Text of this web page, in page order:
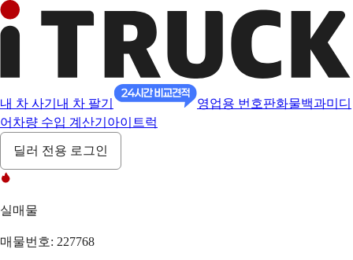
내 차 사기 내 차 팔기 영업용 번호판화물백과미디
어 차량 수입 계산기 아이트럭
딜러 전용 로그인
실매물
매물번호: 227768